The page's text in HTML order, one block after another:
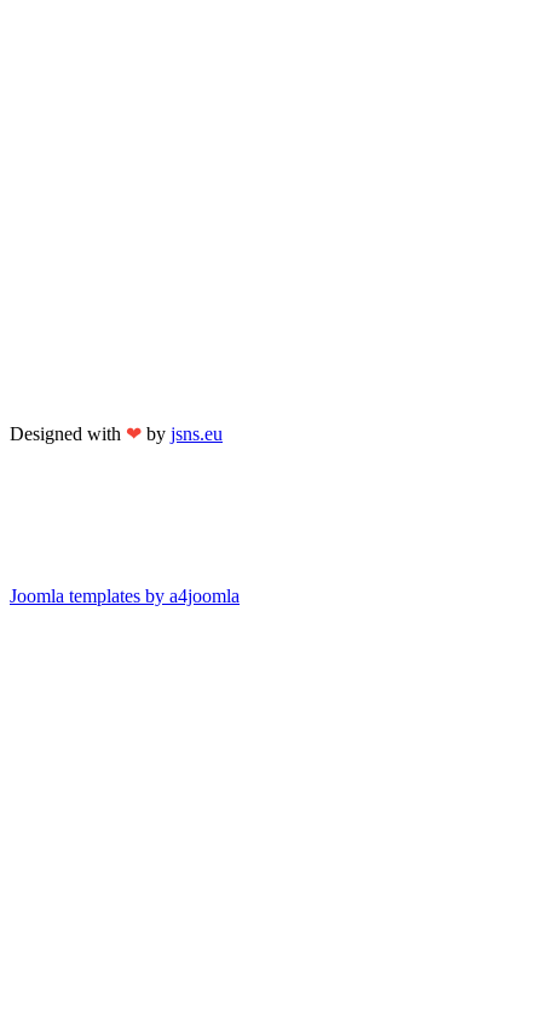
Designed with ❤ by jsns.eu
Joomla templates by a4joomla